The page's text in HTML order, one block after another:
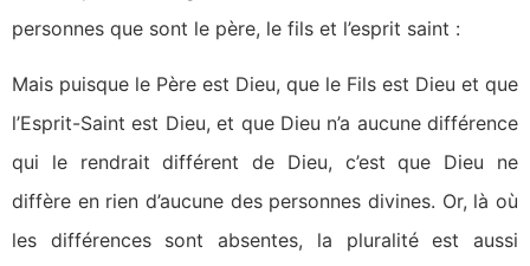
personnes que sont le père, le fils et l’esprit saint :
Mais puisque le Père est Dieu, que le Fils est Dieu et que
l’Esprit-Saint est Dieu, et que Dieu n’a aucune différence
qui le rendrait différent de Dieu, c’est que Dieu ne
diffère en rien d’aucune des personnes divines. Or, là où
les différences sont absentes, la pluralité est aussi